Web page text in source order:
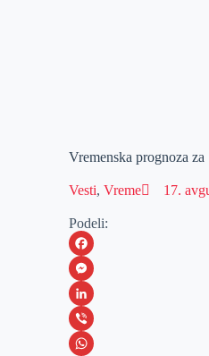
Vremenska prognoza za
Vesti,Vreme 17.
Podeli:
F
a
c
e
M
e
s
L
iV